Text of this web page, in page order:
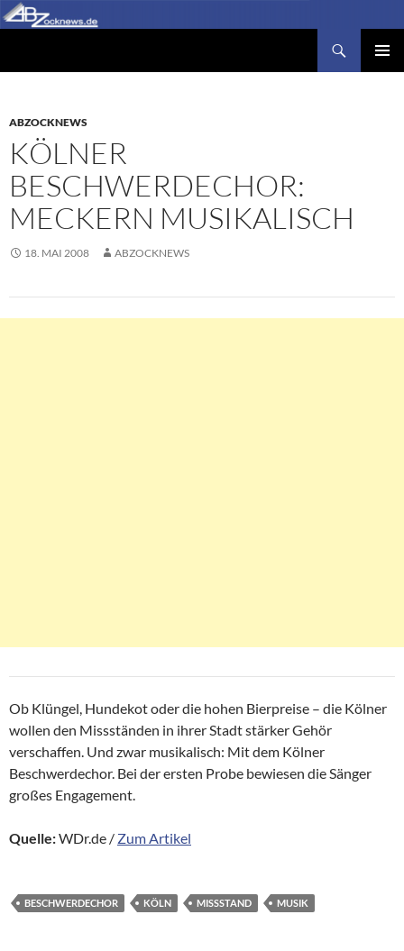
Zum
Inhalt
ABZOCKNEWS
KÖLNER
BESCHWERDECHOR:
MECKERN MUSIKALISCH
18. MAI 2008 ABZOCKNEWS
Ob Klüngel, Hundekot oder die hohen Bierpreise – die Kölner
wollen den Missständen in ihrer Stadt stärker Gehör
verschaffen. Und zwar musikalisch: Mit dem Kölner
Beschwerdechor. Bei der ersten Probe bewiesen die Sänger
großes Engagement.
Quelle:WDr.de / Zum Artikel
BESCHWERDECHOR KÖLN MISSSTAND MUSIK